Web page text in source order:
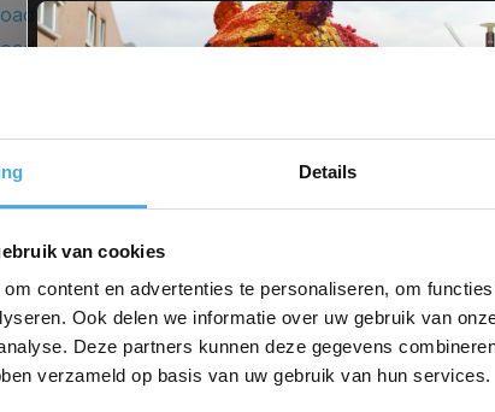
Details
van cookies
content en advertenties te personaliseren, om
Ook delen we informatie over uw gebruik van
Deze partners kunnen deze gegevens
verzameld op basis van uw gebruik van hun services.
- spuitbus
STICKY STUFF NC
- spuitbusUNICONTACT
CITRUS CLEANER